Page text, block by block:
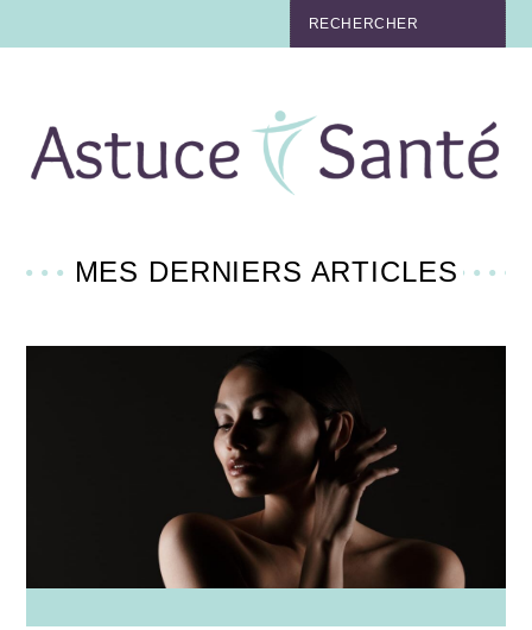
TABAC
MATERNITÉ
SANTÉ BUCCO-DENTAIRE
SEXUALITÉ
MES DERNIERS ARTICLES